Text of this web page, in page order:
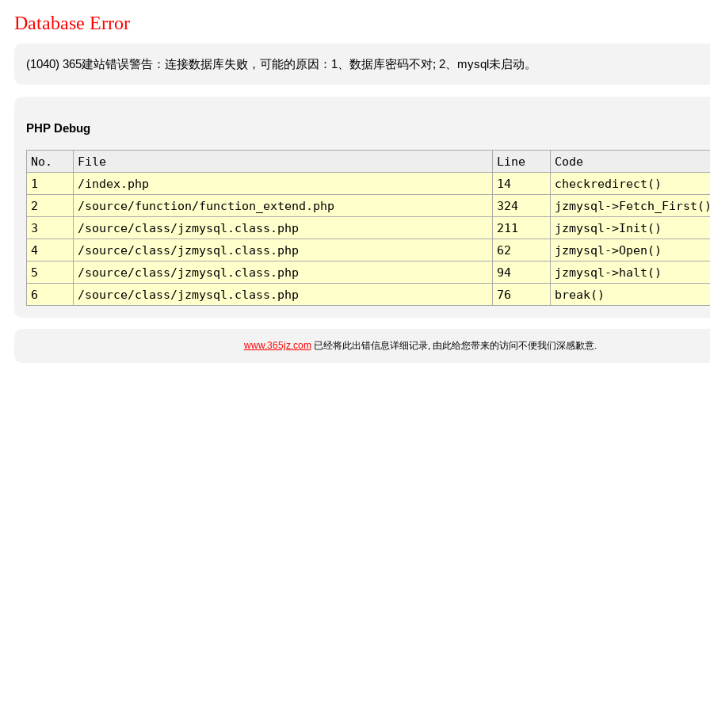
Database Error
(1040) 365建站错误警告：连接数据库失败，可能的原因：1、数据库密码不对; 2、mysql未启动。
PHP Debug
No. File Line
Code
1
/index.php 14
checkredirect()
2
/source/function/function_extend.php 324
jzmysql-
3
/source/class/jzmysql.class.php 211
jzmysql->Init()
4
/source/class/jzmysql.class.php 62
jzmysql->Open()
5
/source/class/jzmysql.class.php 94
jzmysql->halt()
6
/source/class/jzmysql.class.php 76 break()
www.365jz.com已经将此出错信息详细记录, 由此给您带来的访问不便我们深感歉意.